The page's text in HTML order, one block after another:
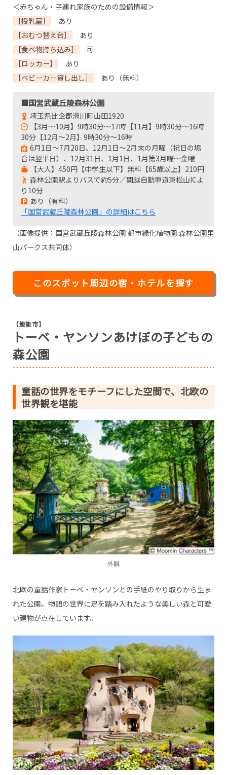
＜赤ちゃん・子連れ家族のための設備情報＞
［授乳室］
あり
［おむつ替え台］
あり
［食べ物持ち込み］
可
［ロッカー］
あり
［ベビーカー貸し出し］
あり（無料）
■国営武蔵丘陵森林公園
埼玉県比企郡滑川町山田1920
【3月～10月】9時30分～17時【11月】9時30分～16時
30分【12月～2月】9時30分～16時
6月1日～7月20日、12月1日～2月末の月曜（祝日の場
合は翌平日）、12月31日、1月1日、1月第3月曜～金曜
【大人】450円【中学生以下】無料【65歳以上】210円
森林公園駅よりバスで約5分／関越自動車道東松山ICよ
り10分
あり（有料）
「国営武蔵丘陵森林公園」の詳細はこちら
（画像提供：国営武蔵丘陵森林公園 都市緑化植物園 森林公園里
山パークス共同体）
このスポット周辺の宿・ホテルを探す
【飯能市】
トーベ・ヤンソンあけぼの子どもの
森公園
童話の世界をモチーフにした空間で、北欧の
世界観を堪能
外観
北欧の童話作家トーベ・ヤンソンとの手紙のやり取りから生ま
れた公園。物語の世界に足を踏み入れたような美しい森と可愛
い建物が点在しています。